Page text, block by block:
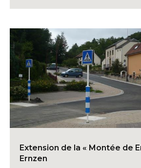
Extension de la « Montée de
Ernzen